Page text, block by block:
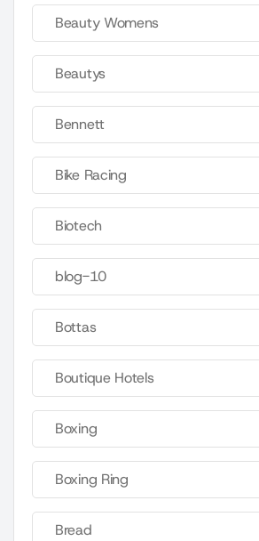
Beauty Womens
Beautys
Bennett
Bike Racing
Biotech
blog-10
Bottas
Boutique Hotels
Boxing
Boxing Ring
Bread